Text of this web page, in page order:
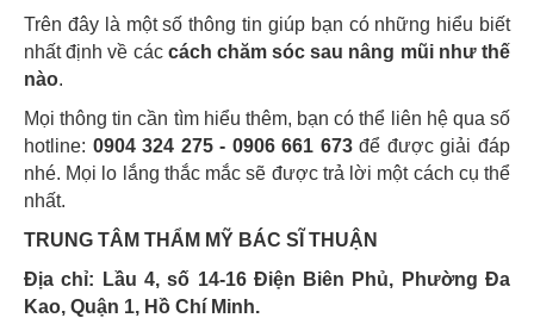
Trên đây là một số thông tin giúp bạn có những hiểu biết
nhất định về các cách chăm sóc sau nâng mũi như thế
nào.
Mọi thông tin cần tìm hiểu thêm, bạn có thể liên hệ qua số
hotline: 0904 324 275 - 0906 661 673để được giải đáp
nhé. Mọi lo lắng thắc mắc sẽ được trả lời một cách cụ thể
nhất.
TRUNG TÂM THẨM MỸ BÁC SĨ THUẬN
Địa chỉ: Lầu 4, số 14-16 Điện Biên Phủ, Phường Đa
Kao, Quận 1, Hồ Chí Minh.